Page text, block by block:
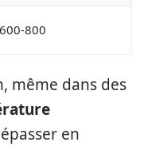
600-800
même dans des
en